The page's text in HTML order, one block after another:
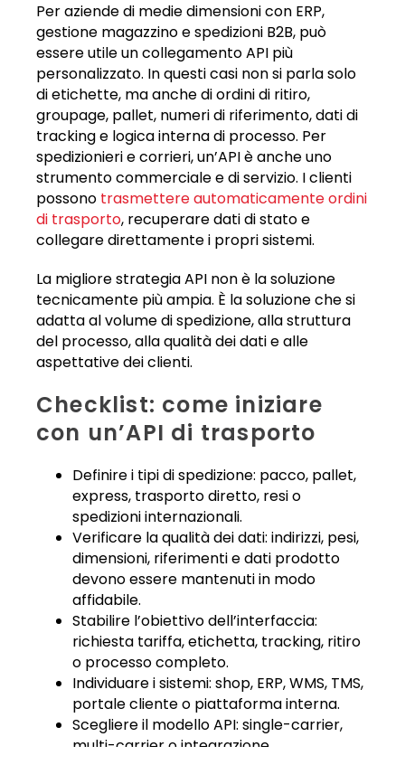
Per aziende di medie dimensioni con ERP,
gestione magazzino e spedizioni B2B, può
essere utile un collegamento API più
personalizzato. In questi casi non si parla solo
di etichette, ma anche di ordini di ritiro,
groupage, pallet, numeri di riferimento, dati di
tracking e logica interna di processo. Per
spedizionieri e corrieri, un’API è anche uno
strumento commerciale e di servizio. I clienti
possono trasmettere automaticamente ordini
di trasporto, recuperare dati di stato e
collegare direttamente i propri sistemi.
La migliore strategia API non è la soluzione
tecnicamente più ampia. È la soluzione che si
adatta al volume di spedizione, alla struttura
del processo, alla qualità dei dati e alle
aspettative dei clienti.
Checklist: come iniziare
con un’API di trasporto
Definire i tipi di spedizione: pacco, pallet,
express, trasporto diretto, resi o
spedizioni internazionali.
Verificare la qualità dei dati: indirizzi, pesi,
dimensioni, riferimenti e dati prodotto
devono essere mantenuti in modo
affidabile.
Stabilire l’obiettivo dell’interfaccia:
richiesta tariffa, etichetta, tracking, ritiro
o processo completo.
Individuare i sistemi: shop, ERP, WMS, TMS,
portale cliente o piattaforma interna.
Scegliere il modello API: single-carrier,
multi-carrier o integrazione